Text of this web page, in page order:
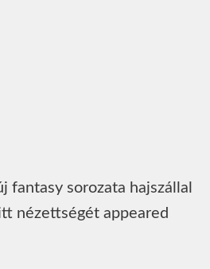
fantasy sorozata hajszállal
nézettségét appeared